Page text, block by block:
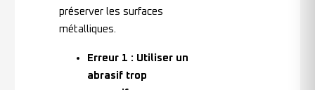
préserver les surfaces
métalliques.
Erreur 1 : Utiliser un
abrasif trop